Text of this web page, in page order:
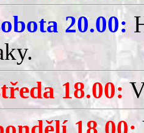
20.00:
18.00: